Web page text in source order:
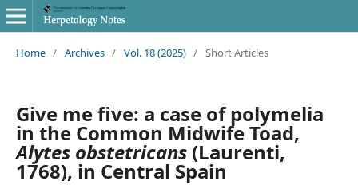
Home / Archives / Vol. 18 (2025) / Short Articles
Give me five: a case of polymelia
in the Common Midwife Toad,
Alytes obstetricans(Laurenti,
1768), in Central Spain